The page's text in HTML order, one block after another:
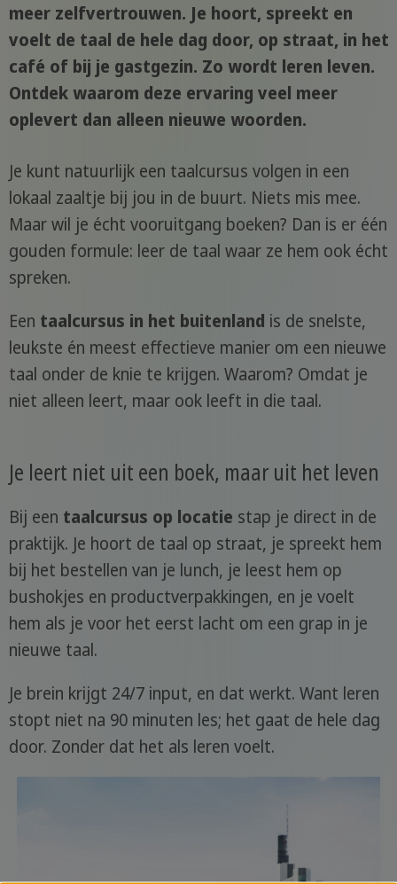
meer zelfvertrouwen. Je hoort, spreekt en
voelt de taal de hele dag door, op straat, in het
café of bij je gastgezin. Zo wordt leren leven.
Ontdek waarom deze ervaring veel meer
oplevert dan alleen nieuwe woorden.
Je kunt natuurlijk een taalcursus volgen in een
lokaal zaaltje bij jou in de buurt. Niets mis mee.
Maar wil je écht vooruitgang boeken? Dan is er één
gouden formule: leer de taal waar ze hem ook écht
spreken.
Een taalcursus in het buitenland is de snelste,
leukste én meest effectieve manier om een nieuwe
taal onder de knie te krijgen. Waarom? Omdat je
niet alleen leert, maar ook leeft in die taal.
Je leert niet uit een boek, maar uit het leven
Bij een taalcursus op locatie stap je direct in de
praktijk. Je hoort de taal op straat, je spreekt hem
bij het bestellen van je lunch, je leest hem op
bushokjes en productverpakkingen, en je voelt
hem als je voor het eerst lacht om een grap in je
nieuwe taal.
Je brein krijgt 24/7 input, en dat werkt. Want leren
stopt niet na 90 minuten les; het gaat de hele dag
door. Zonder dat het als leren voelt.